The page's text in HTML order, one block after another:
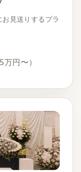
見送りするプラ
万円〜）